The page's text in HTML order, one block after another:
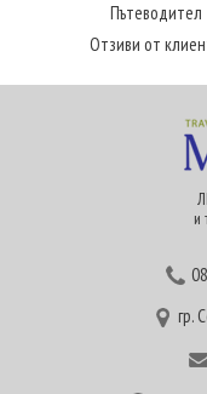
Пътеводител
Отзиви от
и
гр.